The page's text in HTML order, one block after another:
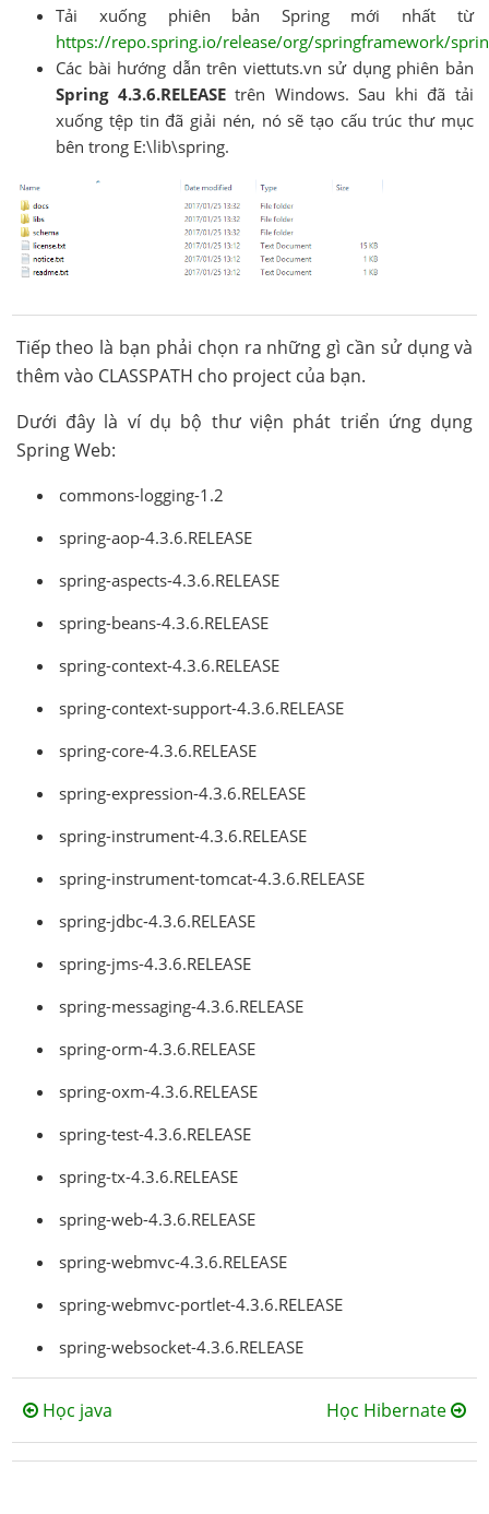
Tải xuống phiên bản Spring mới nhất từ
https://repo.spring.io/release/org/springframework/
Các bài hướng dẫn trên viettuts.vn sử dụng phiên bản
Spring 4.3.6.RELEASEtrên Windows. Sau khi đã tải
xuống tệp tin đã giải nén, nó sẽ tạo cấu trúc thư mục
bên trong E:\lib\spring.
Tiếp theo là bạn phải chọn ra những gì cần sử dụng và
thêm vào CLASSPATH cho project của bạn.
Dưới đây là ví dụ bộ thư viện phát triển ứng dụng
Spring Web:
commons-logging-1.2
spring-aop-4.3.6.RELEASE
spring-aspects-4.3.6.RELEASE
spring-beans-4.3.6.RELEASE
spring-context-4.3.6.RELEASE
spring-context-support-4.3.6.RELEASE
spring-core-4.3.6.RELEASE
spring-expression-4.3.6.RELEASE
spring-instrument-4.3.6.RELEASE
spring-instrument-tomcat-4.3.6.RELEASE
spring-jdbc-4.3.6.RELEASE
spring-jms-4.3.6.RELEASE
spring-messaging-4.3.6.RELEASE
spring-orm-4.3.6.RELEASE
spring-oxm-4.3.6.RELEASE
spring-test-4.3.6.RELEASE
spring-tx-4.3.6.RELEASE
spring-web-4.3.6.RELEASE
spring-webmvc-4.3.6.RELEASE
spring-webmvc-portlet-4.3.6.RELEASE
spring-websocket-4.3.6.RELEASE
Học java Học Hibernate